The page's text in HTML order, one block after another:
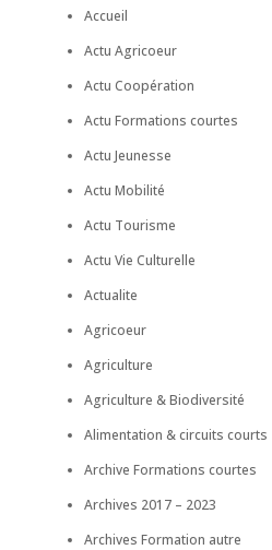
Accueil
Actu Agricoeur
Actu Coopération
Actu Formations courtes
Actu Jeunesse
Actu Mobilité
Actu Tourisme
Actu Vie Culturelle
Actualite
Agricoeur
Agriculture
Agriculture & Biodiversité
Alimentation & circuits courts
Archive Formations courtes
Archives 2017 – 2023
Archives Formation autre